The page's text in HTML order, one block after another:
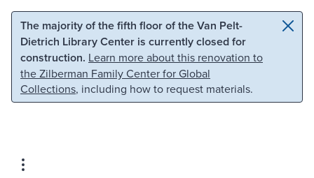
Skip to main content Skip to search
The majority of the fifth floor of the Van Pelt-
Dietrich Library Center is currently closed for
construction. Learn more about this renovation to
the Zilberman Family Center for Global
Collections, including how to request materials.